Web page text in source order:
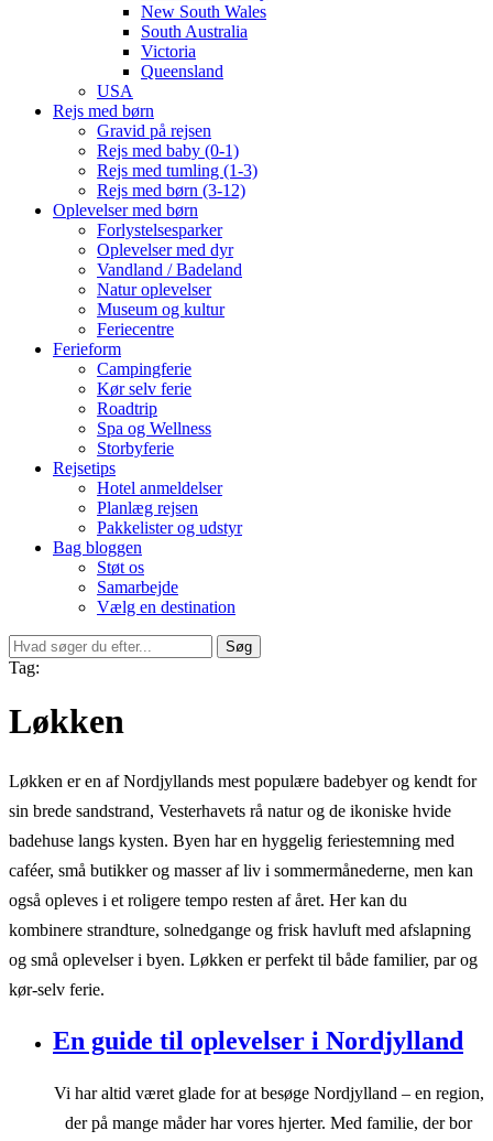
New South Wales
South Australia
Victoria
Queensland
USA
Rejs med børn
Gravid på rejsen
Rejs med baby (0-1)
Rejs med tumling (1-3)
Rejs med børn (3-12)
Oplevelser med børn
Forlystelsesparker
Oplevelser med dyr
Vandland / Badeland
Natur oplevelser
Museum og kultur
Feriecentre
Ferieform
Campingferie
Kør selv ferie
Roadtrip
Spa og Wellness
Storbyferie
Rejsetips
Hotel anmeldelser
Planlæg rejsen
Pakkelister og udstyr
Bag bloggen
Støt os
Samarbejde
Vælg en destination
Søg
Tag:
Løkken
Løkken er en af Nordjyllands mest populære badebyer og kendt for
sin brede sandstrand, Vesterhavets rå natur og de ikoniske hvide
badehuse langs kysten. Byen har en hyggelig feriestemning med
caféer, små butikker og masser af liv i sommermånederne, men kan
også opleves i et roligere tempo resten af året. Her kan du
kombinere strandture, solnedgange og frisk havluft med afslapning
og små oplevelser i byen. Løkken er perfekt til både familier, par og
kør-selv ferie.
En guide til oplevelser i Nordjylland
Vi har altid været glade for at besøge Nordjylland – en region,
der på mange måder har vores hjerter. Med familie, der bor